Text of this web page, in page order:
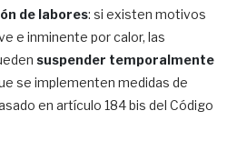
de labores: si existen motivos
e inminente por calor, las
suspender temporalmente
se implementen medidas de
en artículo 184 bis del Código